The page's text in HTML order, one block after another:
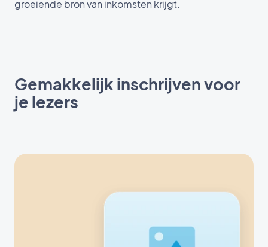
groeiende bron van inkomsten krijgt.
Gemakkelijk inschrijven voor
je lezers